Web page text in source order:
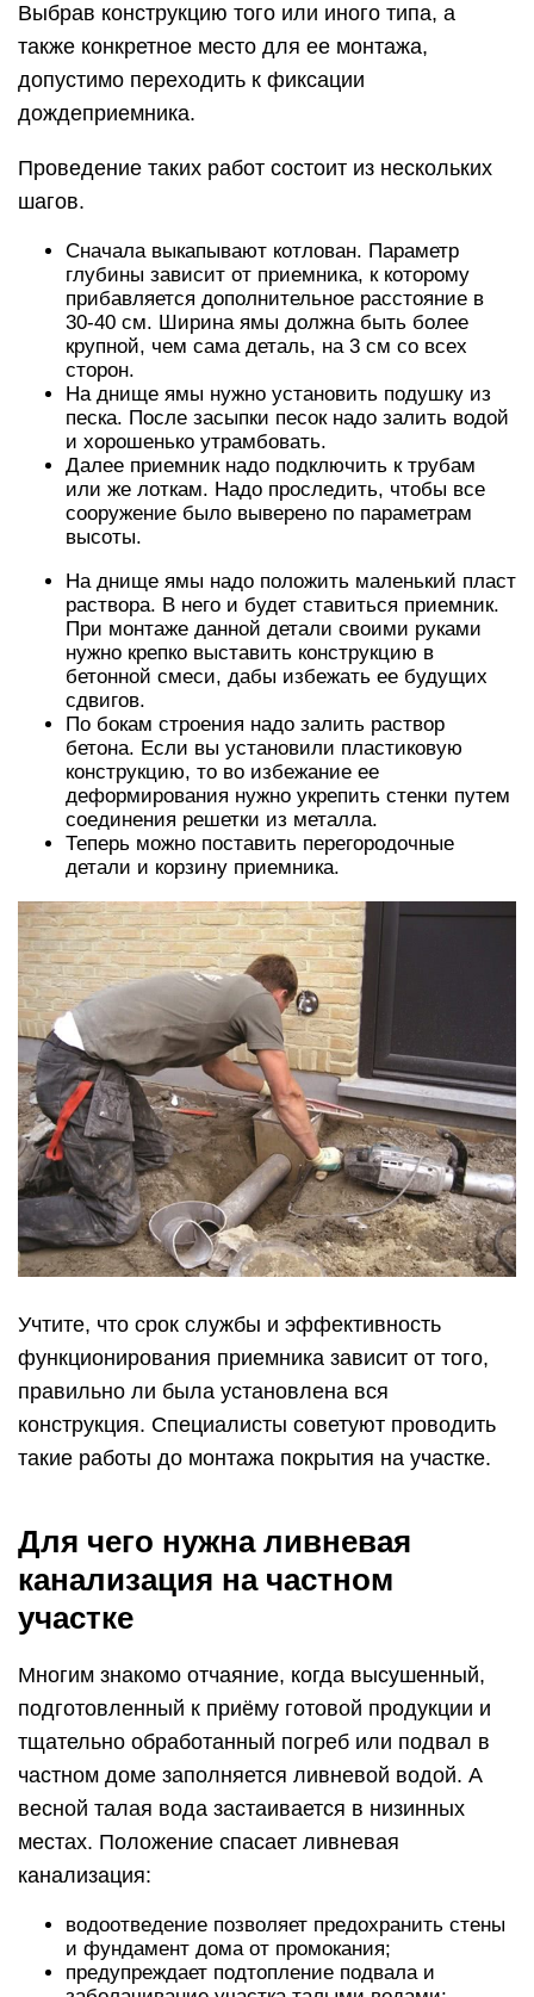
Выбрав конструкцию того или иного типа, а
также конкретное место для ее монтажа,
допустимо переходить к фиксации
дождеприемника.
Проведение таких работ состоит из нескольких
шагов.
Сначала выкапывают котлован. Параметр
глубины зависит от приемника, к которому
прибавляется дополнительное расстояние в
30-40 см. Ширина ямы должна быть более
крупной, чем сама деталь, на 3 см со всех
сторон.
На днище ямы нужно установить подушку из
песка. После засыпки песок надо залить водой
и хорошенько утрамбовать.
Далее приемник надо подключить к трубам
или же лоткам. Надо проследить, чтобы все
сооружение было выверено по параметрам
высоты.
На днище ямы надо положить маленький пласт
раствора. В него и будет ставиться приемник.
При монтаже данной детали своими руками
нужно крепко выставить конструкцию в
бетонной смеси, дабы избежать ее будущих
сдвигов.
По бокам строения надо залить раствор
бетона. Если вы установили пластиковую
конструкцию, то во избежание ее
деформирования нужно укрепить стенки путем
соединения решетки из металла.
Теперь можно поставить перегородочные
детали и корзину приемника.
Учтите, что срок службы и эффективность
функционирования приемника зависит от того,
правильно ли была установлена вся
конструкция. Специалисты советуют проводить
такие работы до монтажа покрытия на участке.
Для чего нужна ливневая
канализация на частном
участке
Многим знакомо отчаяние, когда высушенный,
подготовленный к приёму готовой продукции и
тщательно обработанный погреб или подвал в
частном доме заполняется ливневой водой. А
весной талая вода застаивается в низинных
местах. Положение спасает ливневая
канализация:
водоотведение позволяет предохранить стены
и фундамент дома от промокания;
предупреждает подтопление подвала и